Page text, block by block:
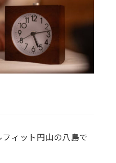
ィット円山の八島で